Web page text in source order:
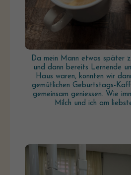
Da mein Mann etwas später
und dann bereits Lernende
Haus waren, konnten wir
gemütlichen Geburtstags-
gemeinsam geniessen. Wie
Milch und ich am